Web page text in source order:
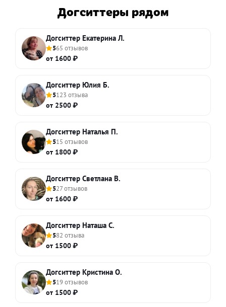
Догситтеры рядом
Догситтер Екатерина Л.
565 отзывов
от 1600 ₽
Догситтер Юлия Б.
5123 отзыва
от 2500 ₽
Догситтер Наталья П.
515 отзывов
от 1800 ₽
Догситтер Светлана В.
527 отзывов
от 1600 ₽
Догситтер Наташа С.
582 отзыва
от 1500 ₽
Догситтер Кристина О.
519 отзывов
от 1500 ₽